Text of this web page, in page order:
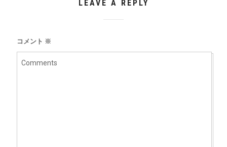
LEAVE A REPLY
コメント ※